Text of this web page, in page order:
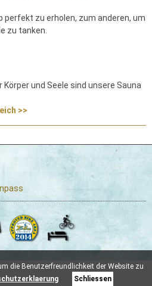
perfekt zu erholen, zum anderen, um
zu tanken.
Körper und Seele sind unsere Sauna
>>
die Benutzerfreundlichkeit der Website zu
Schliessen